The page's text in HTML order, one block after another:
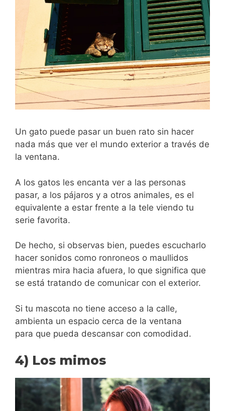
Un gato puede pasar un buen rato sin hacer
nada más que ver el mundo exterior a través de
la ventana.
A los gatos les encanta ver a las personas
pasar, a los pájaros y a otros animales, es el
equivalente a estar frente a la tele viendo tu
serie favorita.
De hecho, si observas bien, puedes escucharlo
hacer sonidos como ronroneos o maullidos
mientras mira hacia afuera, lo que significa que
se está tratando de comunicar con el exterior.
Si tu mascota no tiene acceso a la calle,
ambienta un espacio cerca de la ventana
para que pueda descansar con comodidad.
4) Los mimos